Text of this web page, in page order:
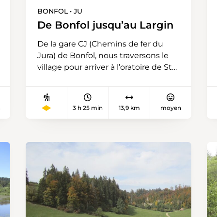
BONFOL • JU
De Bonfol jusqu’au Largin
De la gare CJ (Chemins de fer du
Jura) de Bonfol, nous traversons le
village pour arriver à l’oratoire de St-
franco-suisse. Puis, nous traversons
la forêt du Bois Juré jusqu’au Largin,
à l’identique sur les lieux en 2012. De
boucle de quelques km
supplémentaires sur sol français, en
empruntant le « circuit du kilomètre
0 » afin d’y voir plusieurs ouvrages
3 h 25 min 13,9 km moyen